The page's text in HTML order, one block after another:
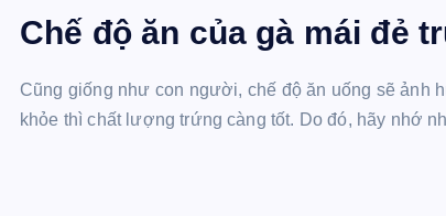
Chế độ ăn của gà mái đẻ
Cũng giống như con người, chế độ ăn uống sẽ ảnh
khỏe thì chất lượng trứng càng tốt. Do đó, hãy nhớ